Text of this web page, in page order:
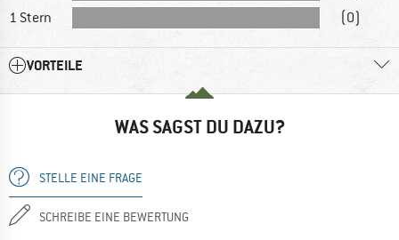
1 Stern
(0)
VORTEILE
WAS SAGST DU DAZU?
STELLE EINE FRAGE
SCHREIBE EINE BEWERTUNG